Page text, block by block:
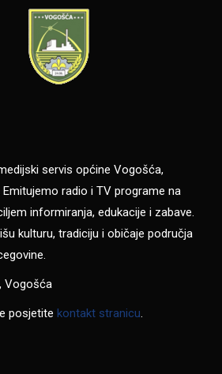
servis općine Vogošća,
radio i TV programe na
informiranja, edukacije i zabave.
kulturu, tradiciju i običaje područja
Vogošća
posjetite kontakt stranicu